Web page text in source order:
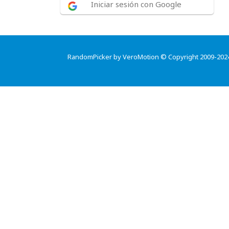
Iniciar sesión con Google
RandomPicker by VeroMotion © Copyright 2009-